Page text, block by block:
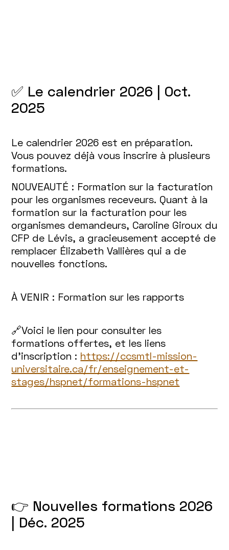
✅ Le calendrier 2026 | Oct.
2025
Le calendrier 2026 est en préparation.
Vous pouvez déjà vous inscrire à plusieurs
formations.
NOUVEAUTÉ : Formation sur la facturation
pour les organismes receveurs. Quant à la
formation sur la facturation pour les
organismes demandeurs, Caroline Giroux du
CFP de Lévis, a gracieusement accepté de
remplacer Élizabeth Vallières qui a de
nouvelles fonctions.
À VENIR : Formation sur les rapports
🔗Voici le lien pour consulter les
formations offertes, et les liens
d’inscription : https://ccsmtl-mission-
universitaire.ca/fr/enseignement-et-
stages/hspnet/formations-hspnet
👉 Nouvelles formations 2026
| Déc. 2025